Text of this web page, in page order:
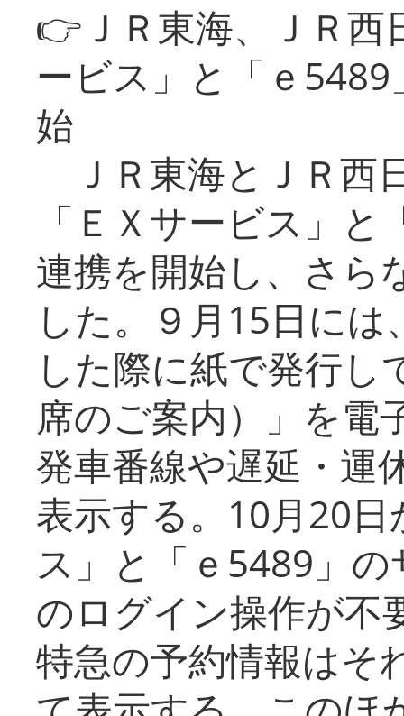
👉ＪＲ東海、ＪＲ
ービス」と「ｅ
始
ＪＲ東海とＪＲ西
「ＥＸサービス」
連携を開始し、さら
した。９月15日に
した際に紙で発行し
席のご案内）」を電
発車番線や遅延・運
表示する。10月20
ス」と「ｅ5489」
のログイン操作が不
特急の予約情報はそ